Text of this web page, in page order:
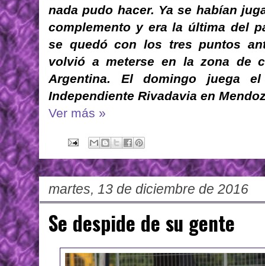
nada pudo hacer. Ya se habían
complemento y era la última del
se quedó con los tres puntos
volvió a meterse en la zona de
Argentina. El domingo juega
Independiente Rivadavia en
Ver más »
martes, 13 de diciembre de 2016
Se despide de su gente